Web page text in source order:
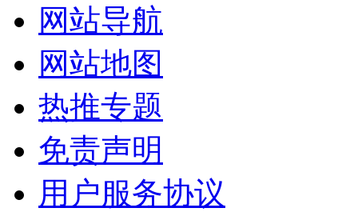
网站导航
网站地图
热推专题
免责声明
用户服务协议